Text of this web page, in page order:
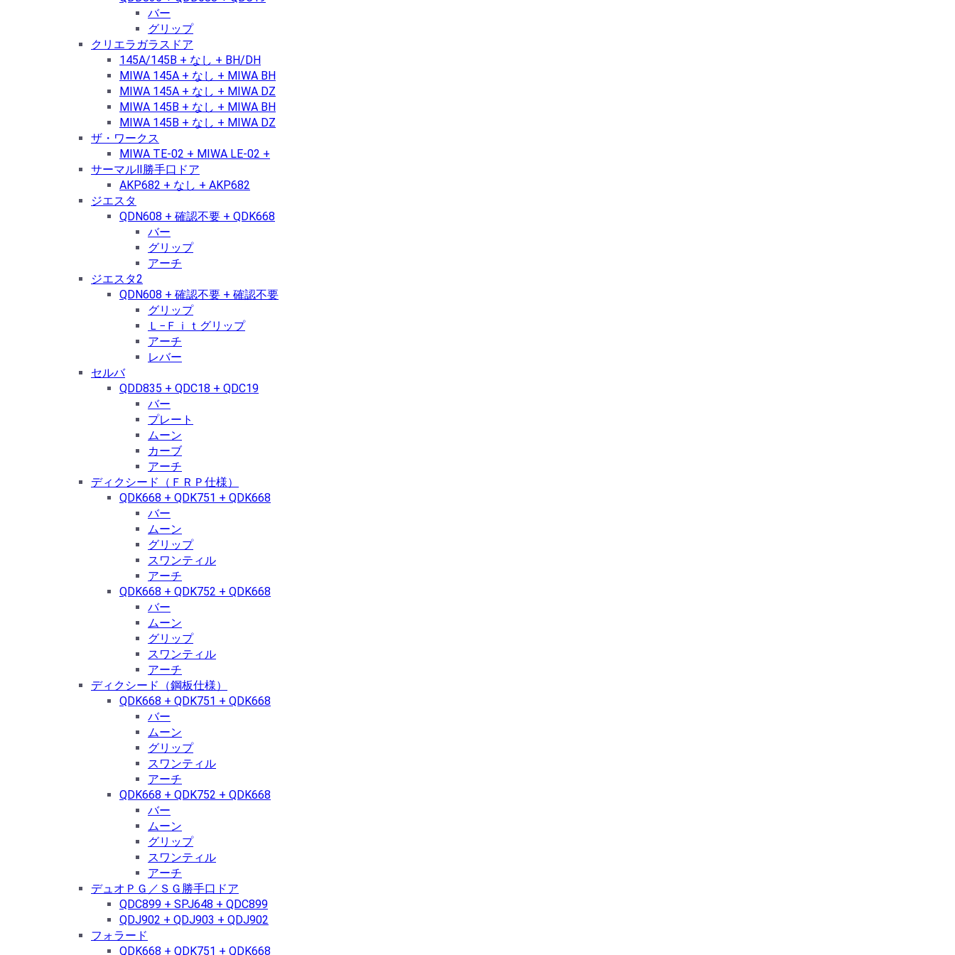
バー
グリップ
クリエラガラスドア
145A/145B + なし + BH/DH
MIWA 145A + なし + MIWA BH
MIWA 145A + なし + MIWA DZ
MIWA 145B + なし + MIWA BH
MIWA 145B + なし + MIWA DZ
ザ・ワークス
MIWA TE-02 + MIWA LE-02 +
サーマルⅡ勝手口ドア
AKP682 + なし + AKP682
ジエスタ
QDN608 + 確認不要 + QDK668
バー
グリップ
アーチ
ジエスタ2
QDN608 + 確認不要 + 確認不要
グリップ
Ｌ−Ｆｉｔグリップ
アーチ
レバー
セルバ
QDD835 + QDC18 + QDC19
バー
プレート
ムーン
カーブ
アーチ
ディクシード（ＦＲＰ仕様）
QDK668 + QDK751 + QDK668
バー
ムーン
グリップ
スワンティル
アーチ
QDK668 + QDK752 + QDK668
バー
ムーン
グリップ
スワンティル
アーチ
ディクシード（鋼板仕様）
QDK668 + QDK751 + QDK668
バー
ムーン
グリップ
スワンティル
アーチ
QDK668 + QDK752 + QDK668
バー
ムーン
グリップ
スワンティル
アーチ
デュオＰＧ／ＳＧ勝手口ドア
QDC899 + SPJ648 + QDC899
QDJ902 + QDJ903 + QDJ902
フォラード
QDK668 + QDK751 + QDK668